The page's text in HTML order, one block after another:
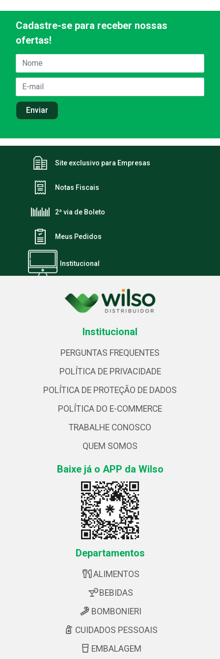
Cadastre-se para receber nossas
ofertas!
Site exclusivo para Empresas
Notas Fiscais
2ª via de Boleto
Meus Pedidos
Institucional
Institucional
PERGUNTAS FREQUENTES
POLÍTICA DE PRIVACIDADE
POLÍTICA DE PROTEÇÃO DE DADOS
POLÍTICA DO E-COMMERCE
TRABALHE CONOSCO
QUEM SOMOS
Baixe já o APP da Wilso
Departamentos
ALIMENTOS
BEBIDAS
BOMBONIERI
CUIDADOS PESSOAIS
EMBALAGEM